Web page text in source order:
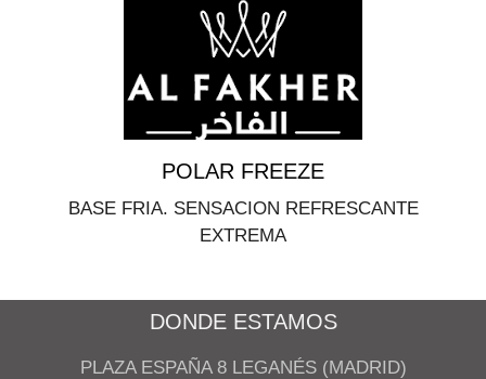
POLAR FREEZE
BASE FRIA. SENSACION REFRESCANTE
EXTREMA
DONDE ESTAMOS
PLAZA ESPAÑA 8 LEGANÉS (MADRID)